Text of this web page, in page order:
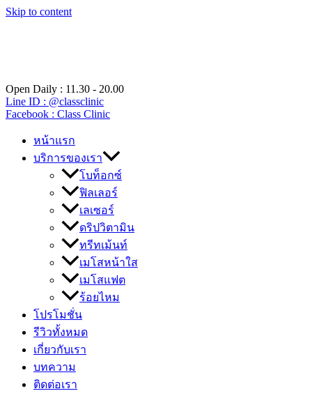
Skip to content
Open Daily : 11.30 - 20.00
Line ID : @classclinic​
Facebook : Class Clinic
หน้าแรก
บริการของเรา
โบท็อกซ์
ฟิลเลอร์
เลเซอร์
ดริปวิตามิน
ทรีทเม้นท์
เมโสหน้าใส
เมโสแฟต
ร้อยไหม
โปรโมชั่น
รีวิวทั้งหมด
เกี่ยวกับเรา
บทความ
ติดต่อเรา